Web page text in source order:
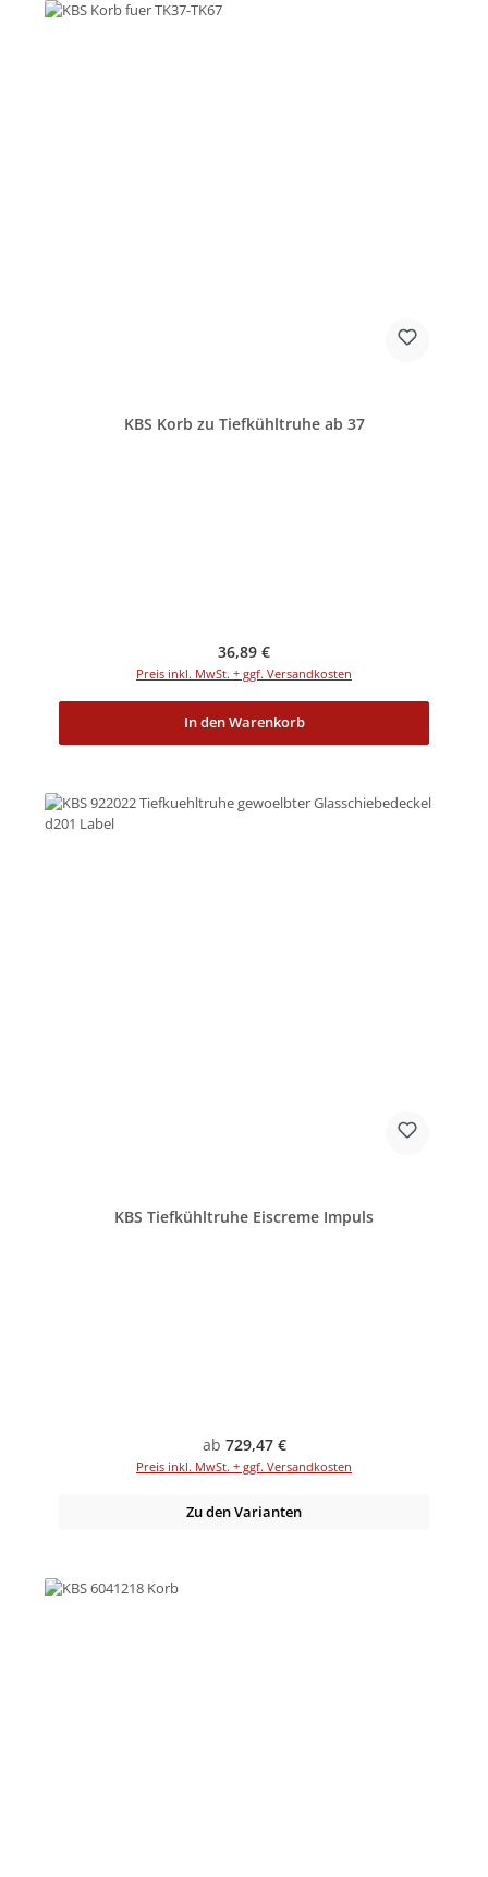
KBS Korb zu Tiefkühltruhe ab 37
Regulärer Preis:
36,89 €
Preis inkl. MwSt. + ggf. Versandkosten
In den Warenkorb
KBS Tiefkühltruhe Eiscreme Impuls
Regulärer Preis:
ab 729,47 €
Preis inkl. MwSt. + ggf. Versandkosten
Zu den Varianten